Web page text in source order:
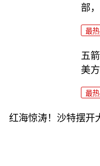
部
最热
五
美
最热
红海惊涛！沙特摆开